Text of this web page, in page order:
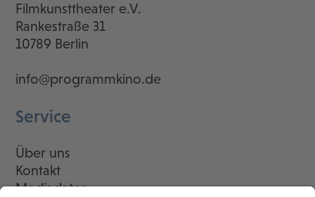
Filmkunsttheater e.V.
Rankestraße 31
10789 Berlin
info@programmkino.de
Service
Über uns
Kontakt
Mediadaten